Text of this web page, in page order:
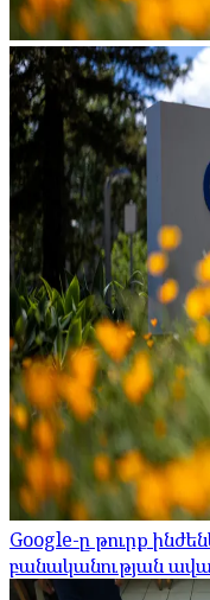
Google-ը թուրք
բանականության